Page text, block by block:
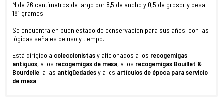
Mide 26 centímetros de largo por 8,5 de ancho y 0,5 de grosor y pesa
181 gramos.
Se encuentra en buen estado de conservación para sus años, con las
lógicas señales de uso y tiempo.
Está dirigido a coleccionistasy aficionados a los recogemigas
antiguos, a los recogemigas de mesa, a los recogemigas Bouillet &
Bourdelle, a las antigüedadesy a los artículos de época para servicio
de mesa.